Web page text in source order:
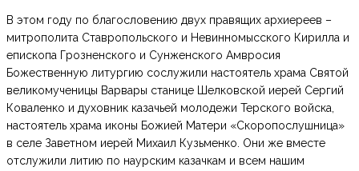
В этом году по благословению двух правящих архиереев –
митрополита Ставропольского и Невинномысского Кирилла и
епископа Грозненского и Сунженского Амвросия
Божественную литургию сослужили настоятель храма Святой
великомученицы Варвары станице Шелковской иерей Сергий
Коваленко и духовник казачьей молодежи Терского войска,
настоятель храма иконы Божией Матери «Скоропослушница»
в селе Заветном иерей Михаил Кузьменко. Они же вместе
отслужили литию по наурским казачкам и всем нашим